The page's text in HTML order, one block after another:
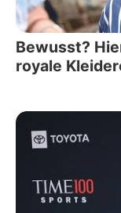
Bewusst?
royale